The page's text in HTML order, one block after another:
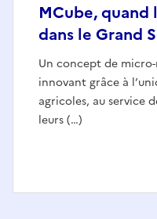
MCube, quand
dans le Grand
Un concept de
innovant grâce à
agricoles, au service
leurs (…)